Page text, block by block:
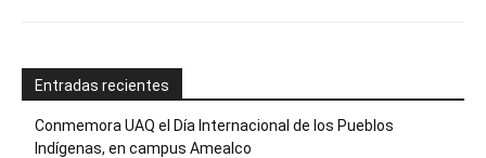
Entradas recientes
Conmemora UAQ el Día Internacional de los Pueblos
Indígenas, en campus Amealco